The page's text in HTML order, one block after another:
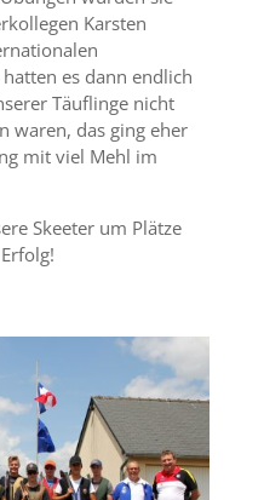
Karsten
es dann endlich
Täuflinge nicht
waren, das ging eher
mit viel Mehl im
Skeeter um Plätze